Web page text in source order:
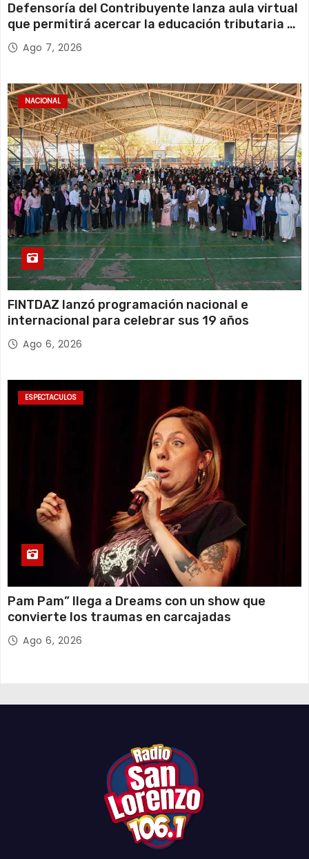
Defensoría del Contribuyente lanza aula virtual
que permitirá acercar la educación tributaria a
miles de personas y emprendedores de todo
Chile
Ago 7, 2026
NACIONAL
FINTDAZ lanzó programación nacional e
internacional para celebrar sus 19 años
Ago 6, 2026
ESPECTACULOS
Pam Pam” llega a Dreams con un show que
convierte los traumas en carcajadas
Ago 6, 2026